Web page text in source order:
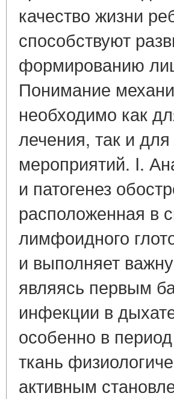
качество жизни
способствуют
формированию
Понимание
необходимо как
лечения, так и
мероприятий. I.
и патогенез
расположенная в
лимфоидного
и выполняет
являясь первым
инфекции в
особенно в
ткань
активным